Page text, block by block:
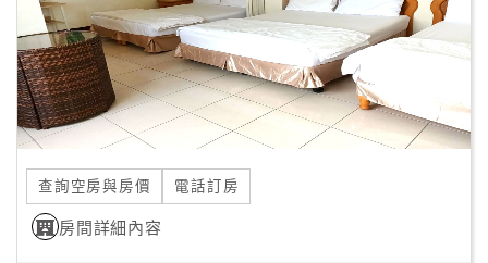
查詢空房與房價 電話訂房
房間詳細內容